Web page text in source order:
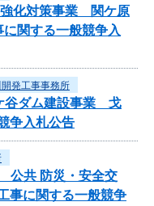
強化対策事業 関ケ原
関する一般競争入
発工事事務所
谷ダム建設事業 戈
争入札公告
公共 防災・安全交
事に関する一般競争